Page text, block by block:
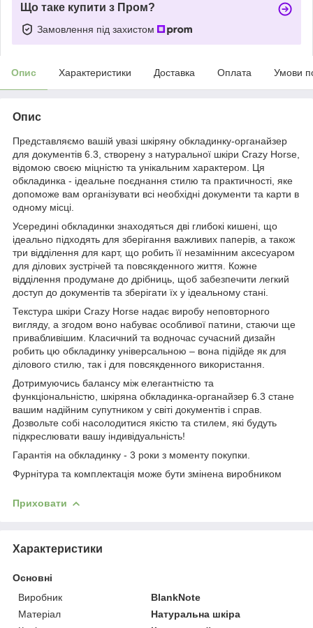
Що таке купити з Пром?
Замовлення під захистом
Опис Характеристики Доставка Оплата Умови
Опис
Представляємо вашій увазі шкіряну обкладинку-органайзер
для документів 6.3, створену з натуральної шкіри Crazy Horse,
відомою своєю міцністю та унікальним характером. Ця
обкладинка - ідеальне поєднання стилю та практичності, яке
допоможе вам організувати всі необхідні документи та карти в
одному місці.
Усередині обкладинки знаходяться дві глибокі кишені, що
ідеально підходять для зберігання важливих паперів, а також
три відділення для карт, що робить її незамінним аксесуаром
для ділових зустрічей та повсякденного життя. Кожне
відділення продумане до дрібниць, щоб забезпечити легкий
доступ до документів та зберігати їх у ідеальному стані.
Текстура шкіри Crazy Horse надає виробу неповторного
вигляду, а згодом воно набуває особливої ​​патини, стаючи ще
привабливішим. Класичний та водночас сучасний дизайн
робить цю обкладинку універсальною – вона підійде як для
ділового стилю, так і для повсякденного використання.
Дотримуючись балансу між елегантністю та
функціональністю, шкіряна обкладинка-органайзер 6.3 стане
вашим надійним супутником у світі документів і справ.
Дозвольте собі насолодитися якістю та стилем, які будуть
підкреслювати вашу індивідуальність!
Гарантія на обкладинку - 3 роки з моменту покупки.
Фурнітура та комплектація може бути змінена виробником
Приховати
Характеристики
Основні
Виробник
BlankNote
Матеріал
Натуральна шкіра